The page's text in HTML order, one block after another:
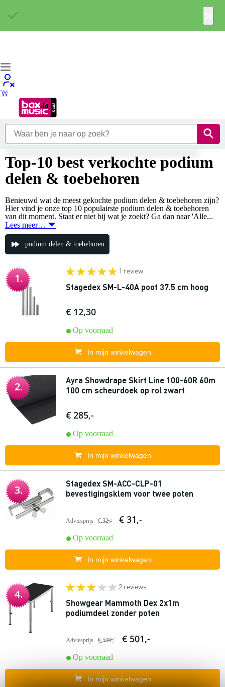
Top-10 best verkochte podium
delen & toebehoren
Benieuwd wat de meest gekochte podium delen & toebehoren zijn?
Hier vind je onze top 10 populairste podium delen & toebehoren
van dit moment. Staat er niet bij wat je zoekt? Ga dan naar 'Alle...
Lees meer…
podium delen & toebehoren
1.
1 review
Stagedex SM-L-40A poot 37.5 cm hoog
€ 12,30
Op voorraad
In mijn winkelwagen
2.
Ayra Showdrape Skirt Line 100-60R 60m
100 cm scheurdoek op rol zwart
€ 285,-
Op voorraad
In mijn winkelwagen
3.
Stagedex SM-ACC-CLP-01
bevestigingsklem voor twee poten
Adviesprijs € 32,- € 31,-
Op voorraad
In mijn winkelwagen
4.
2 reviews
Showgear Mammoth Dex 2x1m
podiumdeel zonder poten
Adviesprijs € 509,- € 501,-
Op voorraad
In mijn winkelwagen